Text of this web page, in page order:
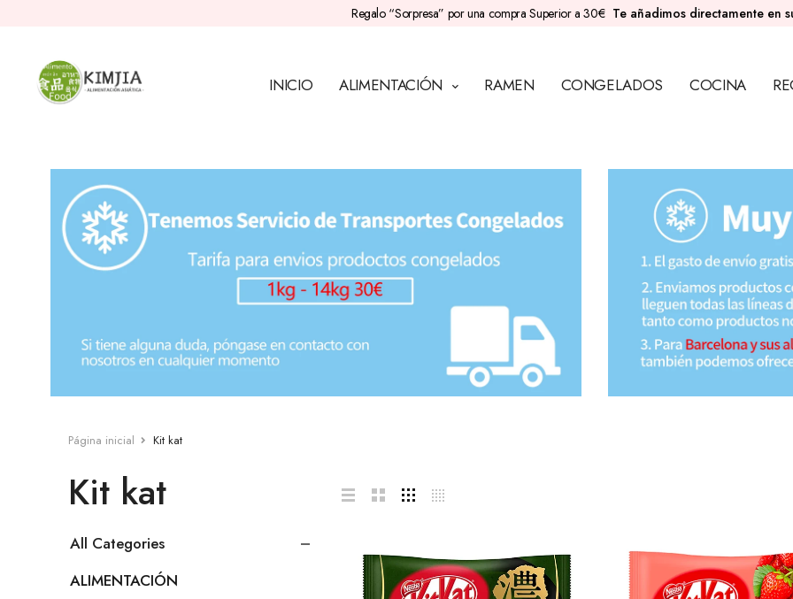
Regalo “Sorpresa” por una compra Superior a 30€ Te añadimos directamente en
INICIO ALIMENTACIÓN RAMEN CONGELADOS COCINA
Página inicial Kit kat
Kit kat
All Categories
ALIMENTACIÓN